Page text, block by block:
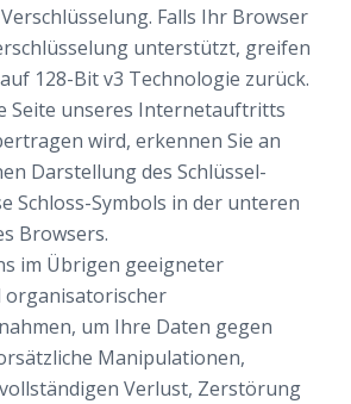
Falls Ihr Browser
unterstützt, greifen
128-Bit v3 Technologie zurück.
Seite unseres Internetauftritts
wird, erkennen Sie an
Darstellung des Schlüssel-
Schloss-Symbols in der unteren
Browsers.
im Übrigen geeigneter
organisatorischer
um Ihre Daten gegen
Manipulationen,
Verlust, Zerstörung